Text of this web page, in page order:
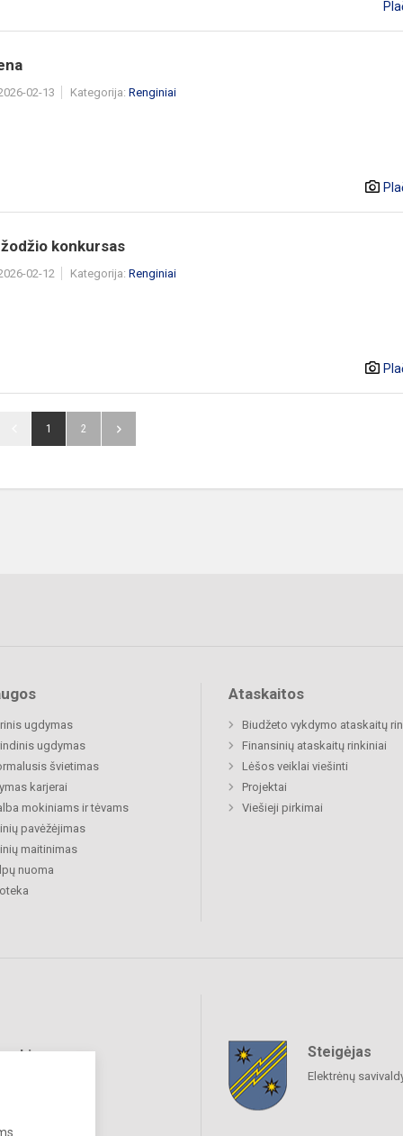
02-13 Kategorija: Renginiai
konkursas
02-12 Kategorija: Renginiai
1 2
ugdymas
ugdymas
švietimas
karjerai
mokiniams ir tėvams
pavėžėjimas
maitinimas
nuoma
Ataskaitos
Biudžeto vykdymo ataskaitų
Finansinių ataskaitų rinkiniai
Lėšos veiklai viešinti
Projektai
Viešieji pirkimai
Steigėjas
Elektrėnų